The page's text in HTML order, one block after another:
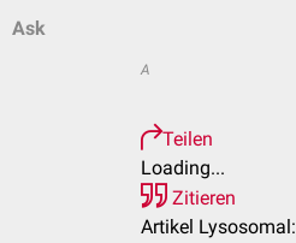
Ask
A
Teilen
Loading...
Zitieren
Artikel Lysosomal: